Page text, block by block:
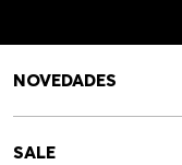
NOVEDADES
SALE